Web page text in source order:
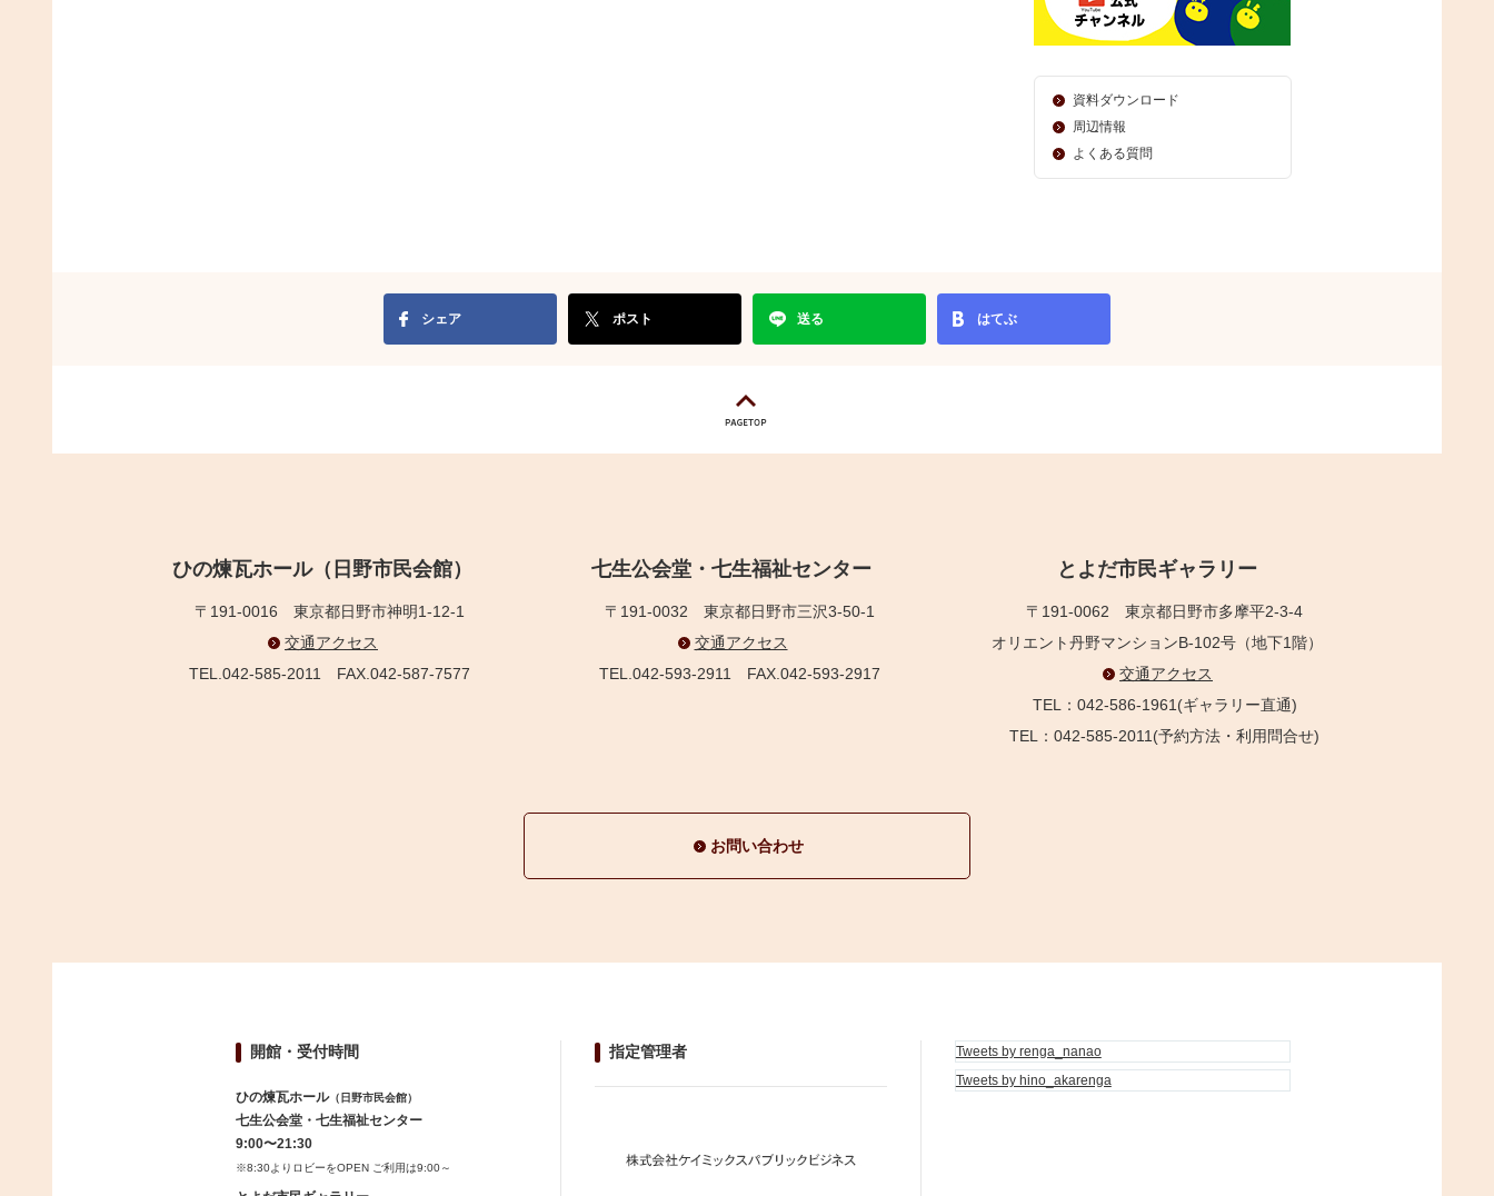
資料ダウンロード
周辺情報
よくある質問
シェア ポスト 送る はてぶ
ひの煉瓦ホール（日野市民会館）
〒191-0016 東京都日野市神明1-12-1
交通アクセス
TEL.042-585-2011 FAX.042-587-7577
七生公会堂・七生福祉センター
〒191-0032 東京都日野市三沢3-50-1
交通アクセス
TEL.042-593-2911 FAX.042-593-2917
とよだ市民ギャラリー
〒191-0062 東京都日野市多摩平2-3-4
オリエント丹野マンションB-102号（地下1階）
交通アクセス
TEL：042-586-1961(ギャラリー直通)
TEL：042-585-2011(予約方法・利用問合せ)
お問い合わせ
開館・受付時間
ひの煉瓦ホール（日野市民会館）
七生公会堂・七生福祉センター
9:00〜21:30
※8:30よりロビーをOPEN ご利用は9:00～
指定管理者
Tweets by renga_nanao
Tweets by hino_akarenga